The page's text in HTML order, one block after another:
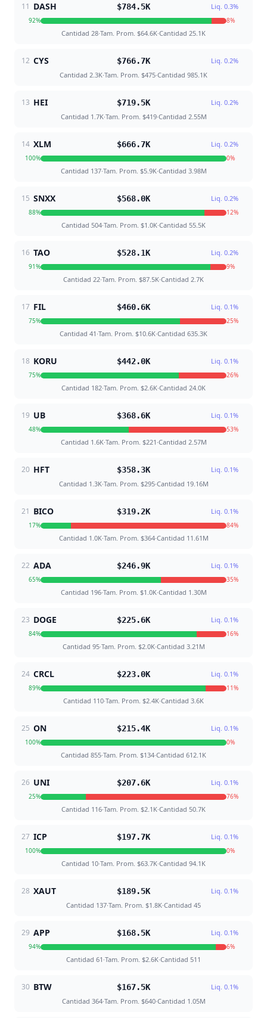
11 DASH $784.5K Liq. 0.3%
92% 8%
Cantidad 28·Tam. Prom. $64.6K·Cantidad 25.1K
12 CYS $766.7K Liq. 0.2%
Cantidad 2.3K·Tam. Prom. $475·Cantidad 985.1K
13 HEI $719.5K Liq. 0.2%
Cantidad 1.7K·Tam. Prom. $419·Cantidad 2.55M
14 XLM $666.7K Liq. 0.2%
100% 0%
Cantidad 137·Tam. Prom. $5.9K·Cantidad 3.98M
15 SNXX $568.0K Liq. 0.2%
88% 12%
Cantidad 504·Tam. Prom. $1.0K·Cantidad 55.5K
16 TAO $528.1K Liq. 0.2%
91% 9%
Cantidad 22·Tam. Prom. $87.5K·Cantidad 2.7K
17 FIL $460.6K Liq. 0.1%
75% 25%
Cantidad 41 ·Tam. Prom. $10.6K·Cantidad 635.3K
18 KORU $442.0K Liq. 0.1%
75% 26%
Cantidad 182·Tam. Prom. $2.6K·Cantidad 24.0K
19 UB $368.6K Liq. 0.1%
48% 53%
Cantidad 1.6K·Tam. Prom. $221 ·Cantidad 2.57M
20 HFT $358.3K Liq. 0.1%
Cantidad 1.3K·Tam. Prom. $295·Cantidad 19.16M
21 BICO $319.2K Liq. 0.1%
17% 84%
Cantidad 1.0K·Tam. Prom. $364·Cantidad 11.61M
22 ADA $246.9K Liq. 0.1%
65% 35%
Cantidad 196·Tam. Prom. $1.0K·Cantidad 1.30M
23 DOGE $225.6K Liq. 0.1%
84% 16%
Cantidad 95·Tam. Prom. $2.0K·Cantidad 3.21M
24 CRCL $223.0K Liq. 0.1%
89% 11%
Cantidad 110·Tam. Prom. $2.4K·Cantidad 3.6K
25 ON $215.4K Liq. 0.1%
100% 0%
Cantidad 855·Tam. Prom. $134·Cantidad 612.1K
26 UNI $207.6K Liq. 0.1%
25% 76%
Cantidad 116·Tam. Prom. $2.1K·Cantidad 50.7K
27 ICP $197.7K Liq. 0.1%
100% 0%
Cantidad 10·Tam. Prom. $63.7K·Cantidad 94.1K
28 XAUT $189.5K Liq. 0.1%
Cantidad 137·Tam. Prom. $1.8K·Cantidad 45
29 APP $168.5K Liq. 0.1%
94% 6%
Cantidad 61 ·Tam. Prom. $2.6K·Cantidad 511
30 BTW $167.5K Liq. 0.1%
Cantidad 364·Tam. Prom. $640·Cantidad 1.05M